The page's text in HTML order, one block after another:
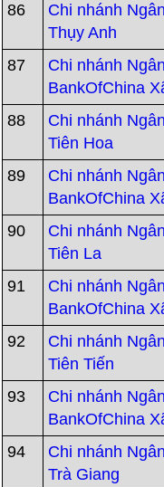
86
Chi nhánh
Thụy Anh
87
Chi nhánh
BankOfChina
88
Chi nhánh
Tiên Hoa
89
Chi nhánh
BankOfChina
90
Chi nhánh
Tiên La
91
Chi nhánh
BankOfChina
92
Chi nhánh
Tiên Tiến
93
Chi nhánh
BankOfChina
94
Chi nhánh
Trà Giang